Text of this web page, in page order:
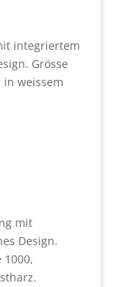
integriertem
Grösse
in weissem
mit
Design.
1000,